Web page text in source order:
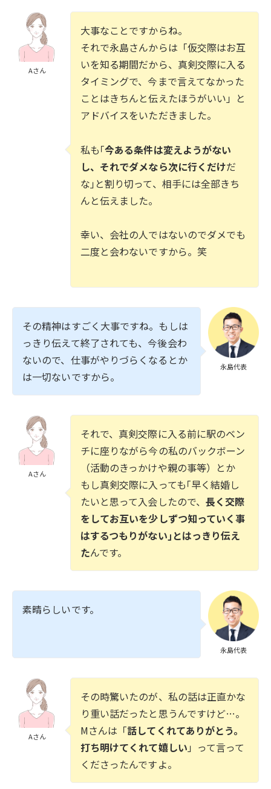
Aさん
大事なことですからね。
それで永島さんからは「仮交際はお互
いを知る期間だから、真剣交際に入る
タイミングで、今まで言えてなかった
ことはきちんと伝えたほうがいい」と
アドバイスをいただきました。
私も｢今ある条件は変えようがない
し、それでダメなら次に行くだけだ
な｣と割り切って、相手には全部きち
んと伝えました。
幸い、会社の人ではないのでダメでも
二度と会わないですから。笑
永島代表
その精神はすごく大事ですね。もしは
っきり伝えて終了されても、今後会わ
ないので、仕事がやりづらくなるとか
は一切ないですから。
Aさん
それで、真剣交際に入る前に駅のベン
チに座りながら今の私のバックボーン
（活動のきっかけや親の事等）とか
もし真剣交際に入っても｢早く結婚し
たいと思って入会したので、長く交際
をしてお互いを少しずつ知っていく事
はするつもりがない｣とはっきり伝え
たんです。
永島代表
素晴らしいです。
Aさん
その時驚いたのが、私の話は正直かな
り重い話だったと思うんですけど…。
Mさんは「話してくれてありがとう。
打ち明けてくれて嬉しい 」って言って
くださったんですよ。